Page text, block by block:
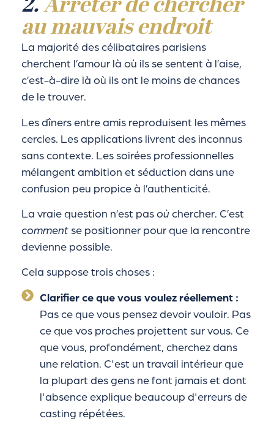
au mauvais endroit
La majorité des célibataires parisiens
cherchent l’amour là où ils se sentent à l’aise,
c’est-à-dire là où ils ont le moins de chances
de le trouver.
Les dîners entre amis reproduisent les mêmes
cercles. Les applications livrent des inconnus
sans contexte. Les soirées professionnelles
mélangent ambition et séduction dans une
confusion peu propice à l’authenticité.
La vraie question n’est pasoùchercher. C’est
commentse positionner pour que la rencontre
devienne possible.
Cela suppose trois choses :
Clarifier ce que vous voulez réellement :
Pas ce que vous pensez devoir vouloir. Pas
ce que vos proches projettent sur vous. Ce
que vous, profondément, cherchez dans
une relation. C'est un travail intérieur que
la plupart des gens ne font jamais et dont
l'absence explique beaucoup d'erreurs de
casting répétées.